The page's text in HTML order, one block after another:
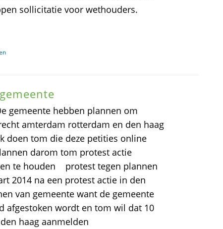
sollicitatie voor wethouders.
gemeente hebben plannen om
amterdam rotterdam en den haag
doen tom die deze petities online
darom tom protest actie
te houden protest tegen plannen
2014 na een protest actie in den
van gemeente want de gemeente
afgestoken wordt en tom wil dat 10
haag aanmelden